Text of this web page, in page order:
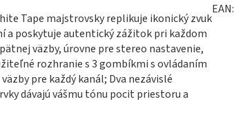
Tape majstrovsky replikuje ikonický zvuk
a poskytuje autentický zážitok pri každom
väzby, úrovne pre stereo nastavenie,
rozhranie s 3 gombíkmi s ovládaním
pre každý kanál; Dva nezávislé
dávajú vášmu tónu pocit priestoru a
EAN: